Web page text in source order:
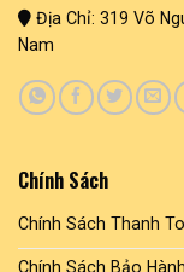
Địa Chỉ: 319 Võ
Nam
Chính Sách
Chính Sách Thanh
Chính Sách Bảo Hành